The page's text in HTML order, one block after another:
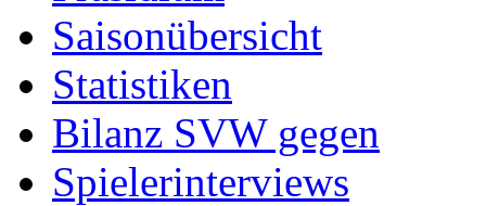
Saisonübersicht
Statistiken
Bilanz SVW gegen
Spielerinterviews